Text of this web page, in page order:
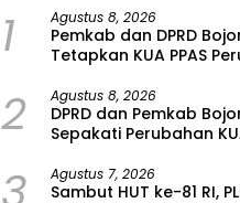
1 Agustus 8, 2026
Pemkab dan DPRD
Tetapkan KUA PPAS
2 Agustus 8, 2026
DPRD dan Pemkab
Sepakati Perubahan
Rakyat
Agustus 7, 2026
Sambut HUT ke-81 RI,